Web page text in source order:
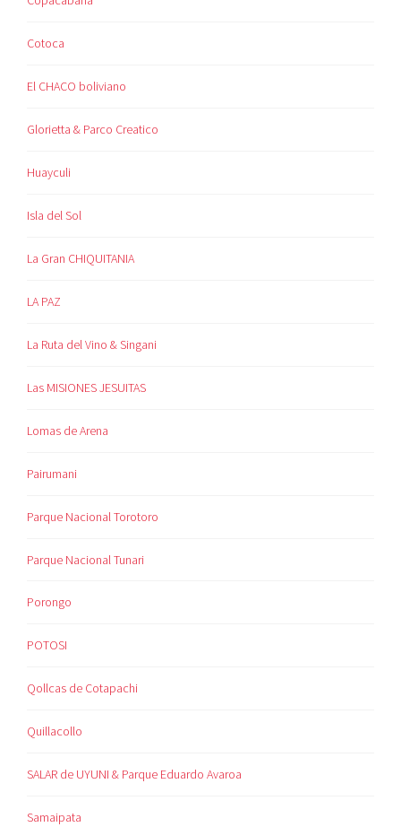
Cotoca
El CHACO boliviano
Glorietta & Parco Creatico
Huayculi
Isla del Sol
La Gran CHIQUITANIA
LA PAZ
La Ruta del Vino & Singani
Las MISIONES JESUITAS
Lomas de Arena
Pairumani
Parque Nacional Torotoro
Parque Nacional Tunari
Porongo
POTOSI
Qollcas de Cotapachi
Quillacollo
SALAR de UYUNI & Parque Eduardo Avaroa
Samaipata